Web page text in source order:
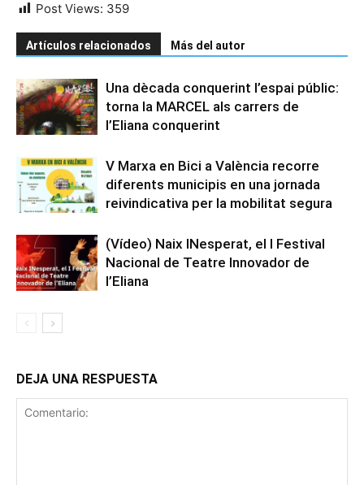
Post Views: 359
Artículos relacionados Más del autor
Una dècada conquerint l’espai públic:
torna la MARCEL als carrers de
l’Eliana conquerint
V Marxa en Bici a València recorre
diferents municipis en una jornada
reivindicativa per la mobilitat segura
(Vídeo) Naix INesperat, el I Festival
Nacional de Teatre Innovador de
l’Eliana
DEJA UNA RESPUESTA